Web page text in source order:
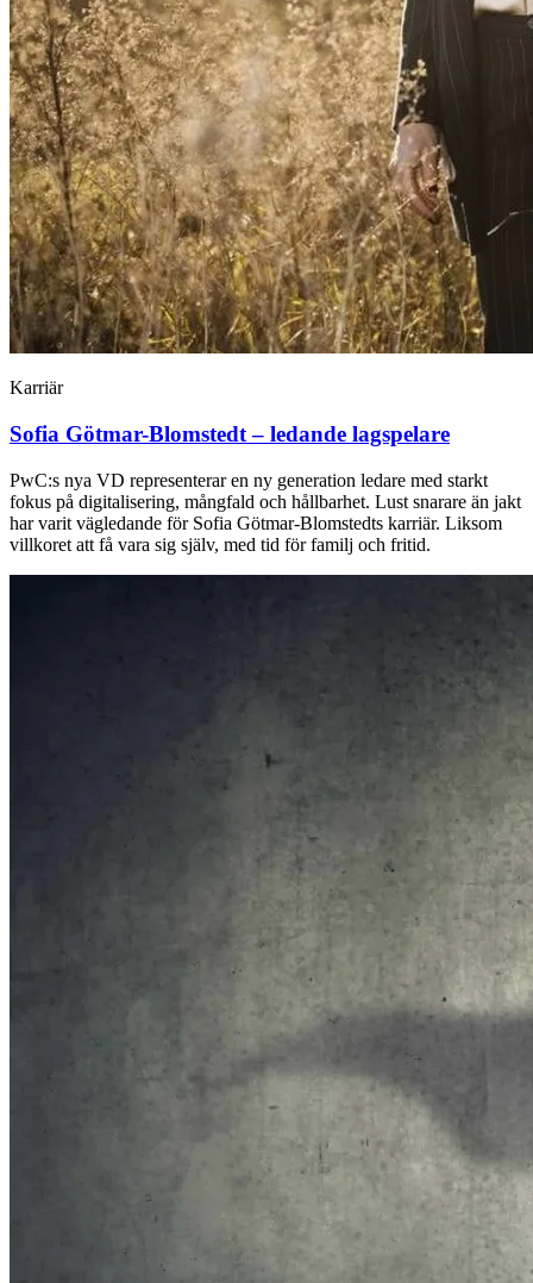
Karriär
Sofia Götmar-Blomstedt – ledande lagspelare
PwC:s nya VD representerar en ny generation ledare med starkt
fokus på digitalisering, mångfald och hållbarhet. Lust snarare än jakt
har varit vägledande för Sofia Götmar-Blomstedts karriär. Liksom
villkoret att få vara sig själv, med tid för familj och fritid.